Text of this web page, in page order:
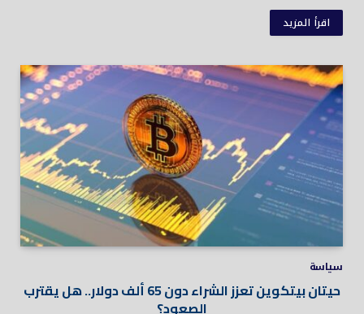
اقرأ المزيد
سياسة
حيتان بيتكوين تعزز الشراء دون 65 ألف دولار.. هل يقترب
الصعود؟